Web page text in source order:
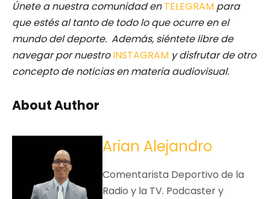
Únete a nuestra comunidad enTELEGRAM para
que estés al tanto de todo lo que ocurre en el
mundo del deporte. Además, siéntete libre de
navegar por nuestro INSTAGRAM y disfrutar de otro
concepto de noticias en materia audiovisual.
About Author
Arian Alejandro
Comentarista Deportivo de la
Radio y la TV. Podcaster y